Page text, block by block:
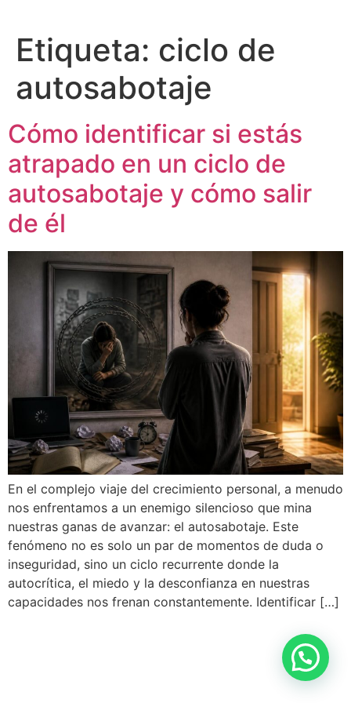
Etiqueta: ciclo de
autosabotaje
Cómo identificar si estás
atrapado en un ciclo de
autosabotaje y cómo salir
de él
En el complejo viaje del crecimiento personal, a menudo
nos enfrentamos a un enemigo silencioso que mina
nuestras ganas de avanzar: el autosabotaje. Este
fenómeno no es solo un par de momentos de duda o
inseguridad, sino un ciclo recurrente donde la
autocrítica, el miedo y la desconfianza en nuestras
capacidades nos frenan constantemente. Identificar […]